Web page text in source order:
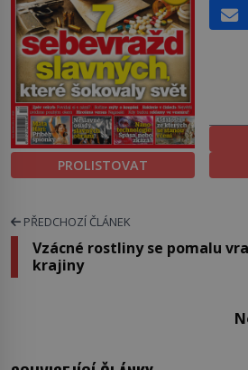
PROLISTOVAT
PŘEDCHOZÍ ČLÁNEK
Vzácné rostliny se pomalu
krajiny